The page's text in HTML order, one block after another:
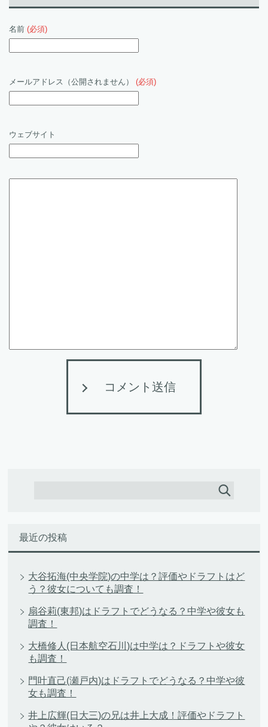
名前 (必須)
メールアドレス（公開されません） (必須)
ウェブサイト
コメント送信
最近の投稿
大谷拓海(中央学院)の中学は？評価やドラフトはど
う？彼女についても調査！
扇谷莉(東邦)はドラフトでどうなる？中学や彼女も
調査！
大橋修人(日本航空石川)は中学は？ドラフトや彼女
も調査！
門叶直己(瀬戸内)はドラフトでどうなる？中学や彼
女も調査！
井上広輝(日大三)の兄は井上大成！評価やドラフト